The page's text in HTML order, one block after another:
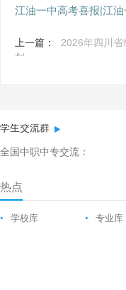
江油一中高考喜报|江
上一篇：
2026年四川
划
学生交流群
全国中职中专交流：
热点
• 学校库 • 专业库